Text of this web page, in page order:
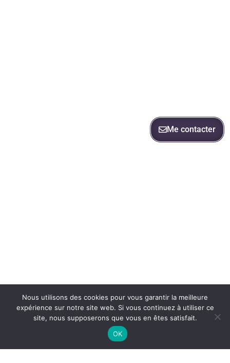
Me contacter
Nous utilisons des cookies pour vous garantir la meilleure
expérience sur notre site web. Si vous continuez à utiliser ce
site, nous supposerons que vous en êtes satisfait.
OK